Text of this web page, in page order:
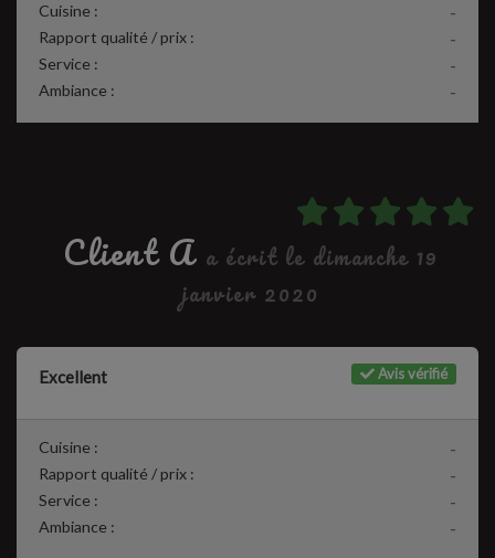
-
Cuisine :
-
Rapport qualité / prix :
-
Service :
-
Ambiance :
Client A a écrit le dimanche 19
janvier 2020
Avis vérifié
Excellent
-
Cuisine :
-
Rapport qualité / prix :
-
Service :
-
Ambiance :